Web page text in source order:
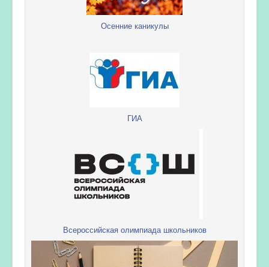
Осенние каникулы
ГИА
Всероссийская олимпиада школьников